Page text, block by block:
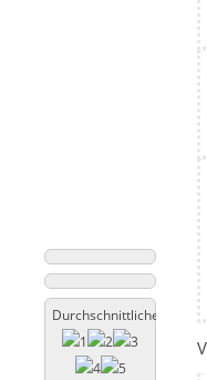
Durchschnittliche